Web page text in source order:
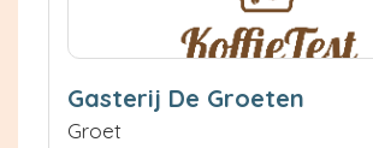
Gasterij De Groeten
Groet